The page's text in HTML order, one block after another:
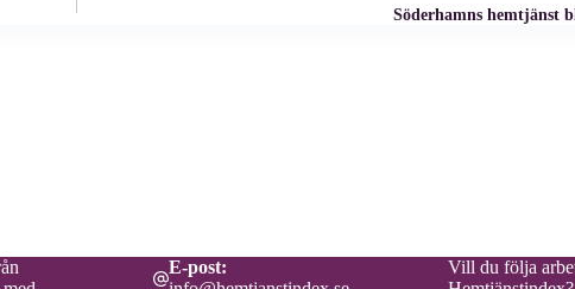
Söderhamns hemtjänst
E-post:
Vill du följa